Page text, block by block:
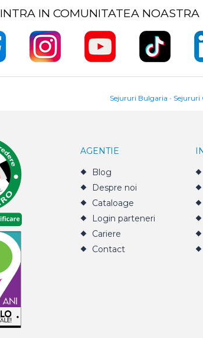
INTRA IN COMUNITATEA NOASTRA
Sejururi Bulgaria Sejururi
AGENTIE
Blog
Despre noi
Cataloage
Login parteneri
Cariere
Contact